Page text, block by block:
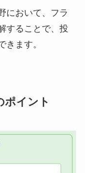
において、フラ
することで、投
きます。
ポイント